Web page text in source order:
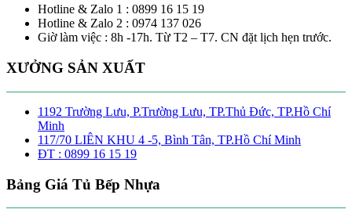
Hotline & Zalo 1 : 0899 16 15 19
Hotline & Zalo 2 : 0974 137 026
Giờ làm việc : 8h -17h. Từ T2 – T7. CN đặt lịch hẹn trước.
XƯỞNG SẢN XUẤT
1192 Trường Lưu, P.Trường Lưu, TP.Thủ Đức, TP.Hồ Chí
Minh
117/70 LIÊN KHU 4 -5, Bình Tân, TP.Hồ Chí Minh
ĐT : 0899 16 15 19
Bảng Giá Tủ Bếp Nhựa